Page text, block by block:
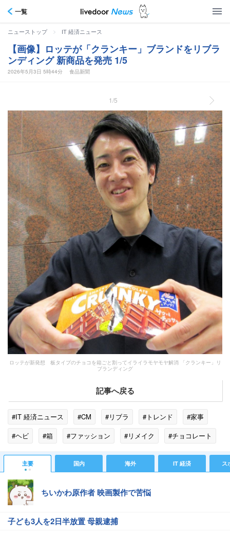
一覧
ニューストップ > IT 経済ニュース
【画像】ロッテが「クランキー」ブランドをリブラ
ンディング 新商品を発売 1/5
2026年5月3日 5時44分 食品新聞
1/5
ロッテが新発想 板タイプのチョコを箱ごと割ってイライラモヤモヤ解消 「クランキー」リ
ブランディング
記事へ戻る
#IT 経済ニュース #CM #リブラ #トレンド
#家事
#ヘビ
#箱 #ファッション #リメイク
#チョコレート
#マルチタスク
#ロモ #渡辺直美
#マーケティング
#ストレス
#SNS
主要 国内 海外 IT 経済 ス
ちいかわ原作者 映画製作で苦悩
子ども3人を2日半放置 母親逮捕